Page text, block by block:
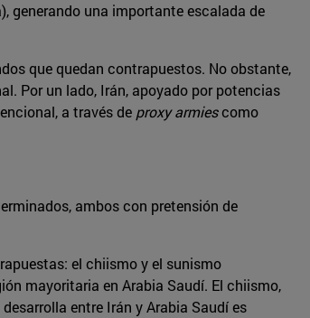
generando una importante escalada de
que quedan contrapuestos. No obstante,
Por un lado, Irán, apoyado por potencias
a través de proxy armiescomo
ambos con pretensión de
el chiismo y el sunismo
mayoritaria en Arabia Saudí. El chiismo,
entre Irán y Arabia Saudí es